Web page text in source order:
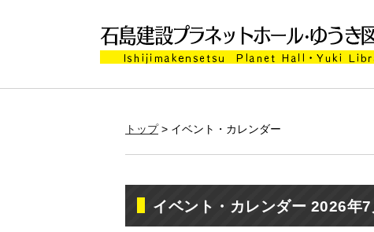
トップ> イベント・カレンダー
イベント・カレンダー 2026年7